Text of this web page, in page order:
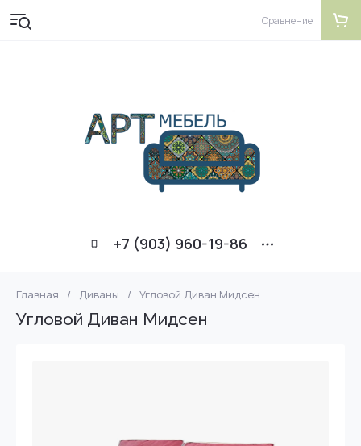
+7 (903) 960-19-86
Сравнение
Главная / Диваны / Угловой Диван Мидсен
Угловой Диван Мидсен